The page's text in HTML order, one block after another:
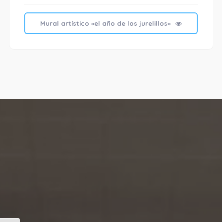
Mural artístico «el año de los jurelillos»